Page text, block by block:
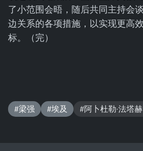
了小范围会晤，随后共同主持会
边关系的各项措施，以实现更高
标。（完）
#梁强 #埃及 #阿卜杜勒·法塔